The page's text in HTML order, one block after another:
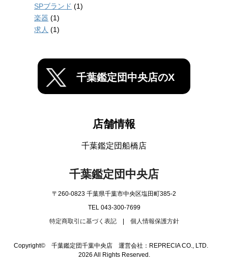
SPブランド (1)
楽器 (1)
求人 (1)
千葉鑑定団中央店のX
店舗情報
千葉鑑定団船橋店
千葉鑑定団中央店
〒260-0823 千葉県千葉市中央区塩田町385-2
TEL 043-300-7699
特定商取引に基づく表記| 個人情報保護方針
Copyright© 千葉鑑定団千葉中央店 運営会社：REPRECIA CO., LTD.
2026 All Rights Reserved.